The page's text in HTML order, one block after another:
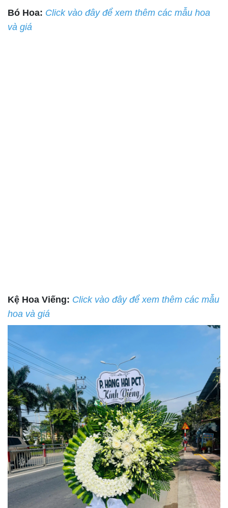
Bó Hoa: Click vào đây để xem thêm các mẫu hoa
và giá
Kệ Hoa Viếng: Click vào đây để xem thêm các mẫu
hoa và giá